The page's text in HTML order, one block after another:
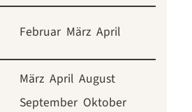
Februar März April
März April August
September Oktober